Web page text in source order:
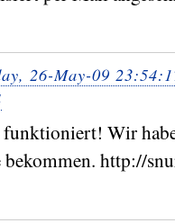
26-May-09
funktioniert! Wir
http://